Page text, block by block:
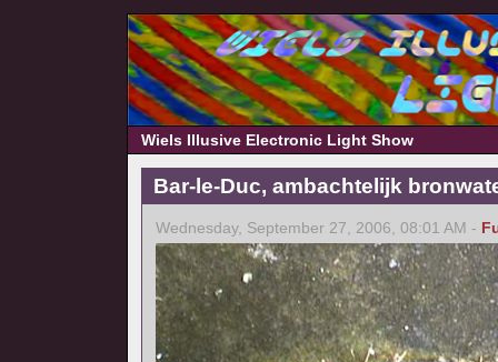
Wiels Illusive Electronic Light Show
Bar-le-Duc, ambachtelijk
Wednesday, September 27, 2006, 08:01 AM -